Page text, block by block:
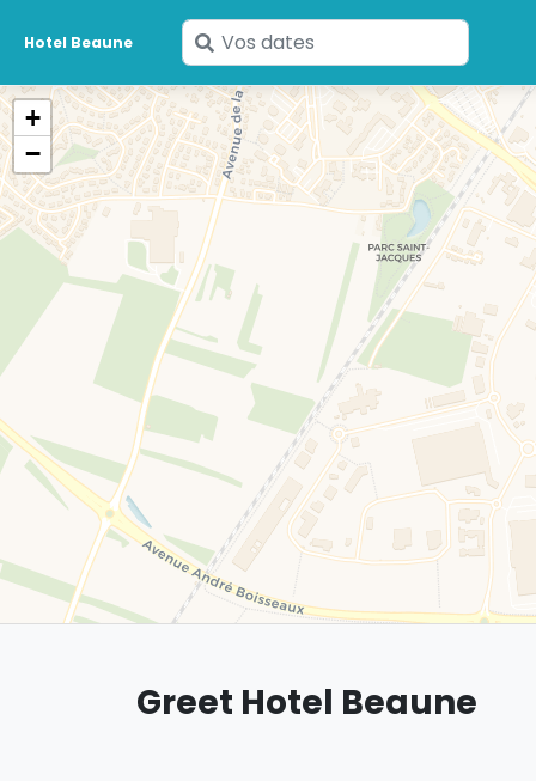
Hotel Beaune
Saisissez
vos
dates
+
−
Greet Hotel Beaune